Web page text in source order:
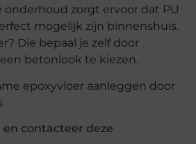
onderhoud zorgt ervoor dat PU
mogelijk zijn binnenshuis.
Die bepaal je zelf door
betonlook te kiezen.
contacteer deze